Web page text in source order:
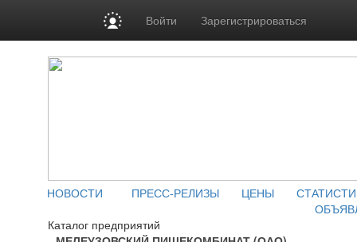
Войти Зарегистрироваться
НОВОСТИ ПРЕСС-РЕЛИЗЫ ЦЕНЫ
Каталог предприятий